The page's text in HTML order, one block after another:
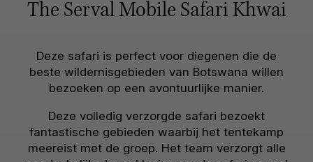
The Serval Mobile Safari Khwai
Deze safari is perfect voor diegenen die de
beste wildernisgebieden van Botswana willen
bezoeken op een avontuurlijke manier.
Deze volledig verzorgde safari bezoekt
fantastische gebieden waarbij het tentekamp
meereist met de groep. Het team verzorgt alle